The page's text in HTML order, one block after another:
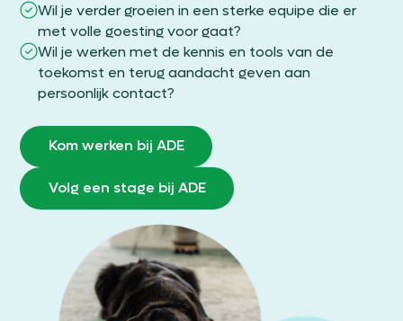
Wil je verder groeien in een sterke equipe die er
met volle goesting voor gaat?
Wil je werken met de kennis en tools van de
toekomst en terug aandacht geven aan
persoonlijk contact?
Kom werken bij ADE
Volg een stage bij ADE